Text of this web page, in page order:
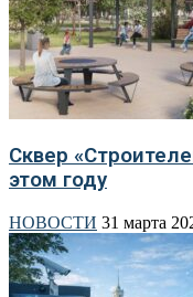
Сквер
этом году
НОВОСТИ 31 марта